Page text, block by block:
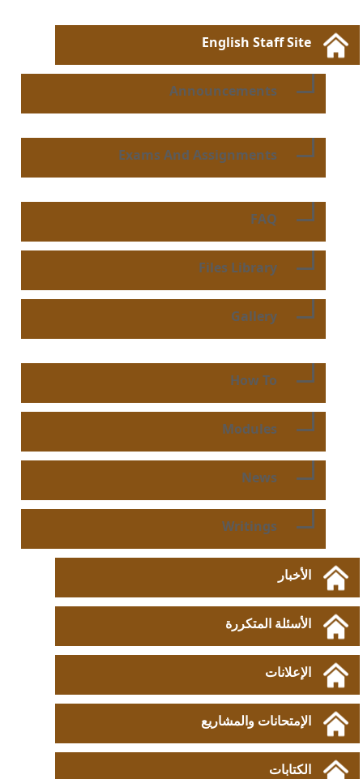
English Staff Site
Announcements
Exams And Assignments
FAQ
Files Library
Gallery
How To
Modules
News
Writings
الأخبار
الأسئلة المتكررة
الإعلانات
الإمتحانات والمشاريع
الكتابات